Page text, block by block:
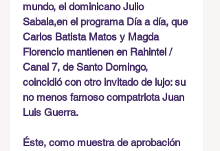
mundo, el dominicano Julio
Sabala,en el programa Día a día, que
Carlos Batista Matos y Magda
Florencio mantienen en Rahintel /
Canal 7, de Santo Domingo,
coincidió con otro invitado de lujo: su
no menos famoso compatriota Juan
Luis Guerra.
Éste, como muestra de aprobación